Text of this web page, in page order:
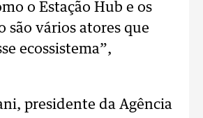
o Estação Hub e os
são vários atores que
ecossistema”,
presidente da Agência